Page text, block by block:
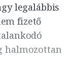
legalábbis
fizető
halmozottan